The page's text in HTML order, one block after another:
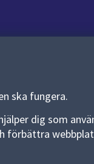
ska fungera.
dig som
förbättra
handlingar och
av